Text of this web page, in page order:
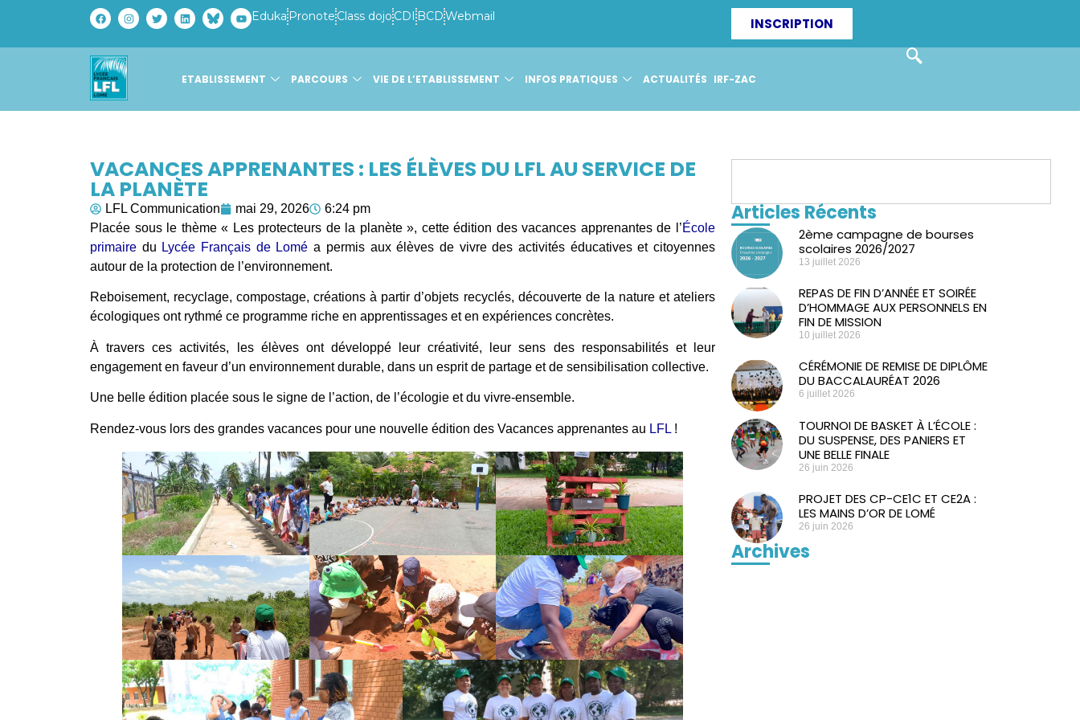
Eduka Pronote Class dojo CDI BCDWebmail INSCRIPTION
ETABLISSEMENT PARCOURS VIE DE L’ETABLISSEMENT INFOS PRATIQUES ACTUALITÉS IRF-ZAC
VACANCES APPRENANTES : LES ÉLÈVES DU LFL AU SERVICE DE
LA PLANÈTE
LFL Communication mai 29, 2026
6:24 pm
Placée sous le thème « Les protecteurs de la planète », cette édition des vacances apprenantes de l’École
primaire du Lycée Français de Lomé a permis aux élèves de vivre des activités éducatives et citoyennes
autour de la protection de l’environnement.
Reboisement, recyclage, compostage, créations à partir d’objets recyclés, découverte de la nature et ateliers
écologiques ont rythmé ce programme riche en apprentissages et en expériences concrètes.
À travers ces activités, les élèves ont développé leur créativité, leur sens des responsabilités et leur
engagement en faveur d’un environnement durable, dans un esprit de partage et de sensibilisation collective.
Une belle édition placée sous le signe de l’action, de l’écologie et du vivre-ensemble.
Rendez-vous lors des grandes vacances pour une nouvelle édition des Vacances apprenantes au LFL !
Articles Récents
2ème campagne de bourses
scolaires 2026/2027
13 juillet 2026
REPAS DE FIN D’ANNÉE ET SOIRÉE
D’HOMMAGE AUX PERSONNELS EN
FIN DE MISSION
10 juillet 2026
CÉRÉMONIE DE REMISE DE DIPLÔME
DU BACCALAURÉAT 2026
6 juillet 2026
TOURNOI DE BASKET À L’ÉCOLE :
DU SUSPENSE, DES PANIERS ET
UNE BELLE FINALE
26 juin 2026
PROJET DES CP-CE1C ET CE2A :
LES MAINS D’OR DE LOMÉ
26 juin 2026
Archives